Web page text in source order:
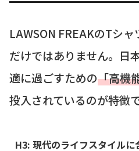
LAWSON FREAKのTシ
だけではありません。日
適に過ごすための「高機
投入されているのが特徴で
H3: 現代のライフスタイル